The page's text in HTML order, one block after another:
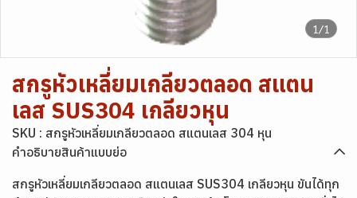
1/1
สกรูหัวเหลี่ยมเกลียวตลอด สแตน
เลส SUS304 เกลียวหุน
SKU : สกรูหัวเหลี่ยมเกลียวตลอด สแตนเลส 304 หุน
คำอธิบายสินค้าแบบย่อ
สกรูหัวเหลี่ยมเกลียวตลอด สแตนเลส SUS304 เกลียวหุน ขันได้ทุก